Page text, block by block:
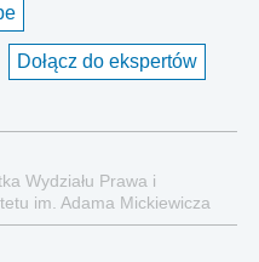
Dołącz do ekspertów
Wydziału Prawa i
im. Adama Mickiewicza